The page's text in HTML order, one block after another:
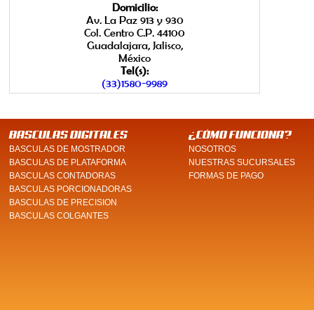
Domicilio:
Av. La Paz 913 y 930
Col. Centro C.P. 44100
Guadalajara, Jalisco,
México
Tel(s):
(33)1580-9989
BASCULAS DIGITALES
BASCULAS DE MOSTRADOR
BASCULAS DE PLATAFORMA
BASCULAS CONTADORAS
BASCULAS PORCIONADORAS
BASCULAS DE PRECISION
BASCULAS COLGANTES
¿CÓMO FUNCIONA?
NOSOTROS
NUESTRAS SUCURSALES
FORMAS DE PAGO